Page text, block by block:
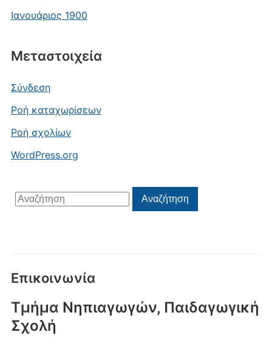
Ιανουάριος 1900
Μεταστοιχεία
Σύνδεση
Ροή καταχωρίσεων
Ροή σχολίων
WordPress.org
Αναζήτηση
για:
Αναζήτηση
Επικοινωνία
Τμήμα Νηπιαγωγών, Παιδαγωγική
Σχολή